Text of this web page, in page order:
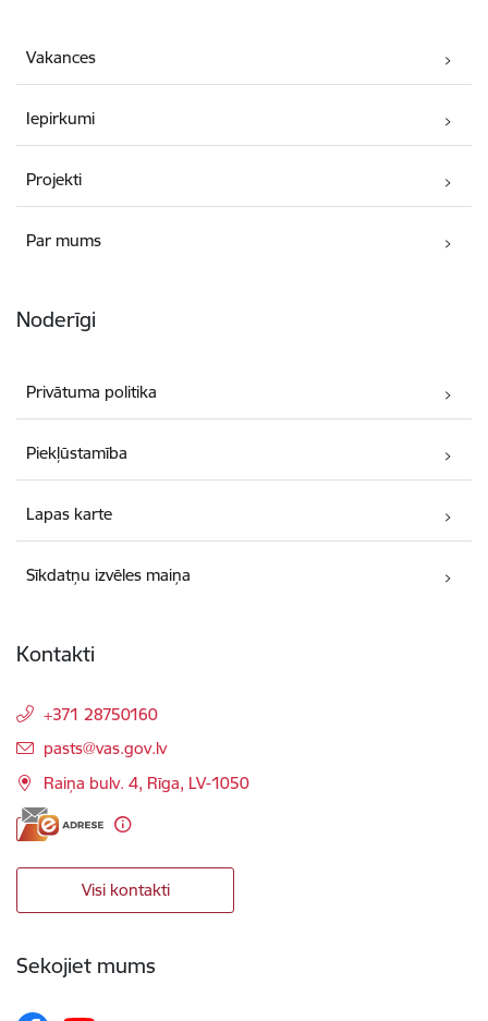
Vakances
Iepirkumi
Projekti
Par mums
Noderīgi
Privātuma politika
Piekļūstamība
Lapas karte
Sīkdatņu izvēles maiņa
Kontakti
+371 28750160
E-pasts:
pasts@vas.gov.lv
Raiņa bulv. 4, Rīga, LV-1050
Visi kontakti
Sekojiet mums